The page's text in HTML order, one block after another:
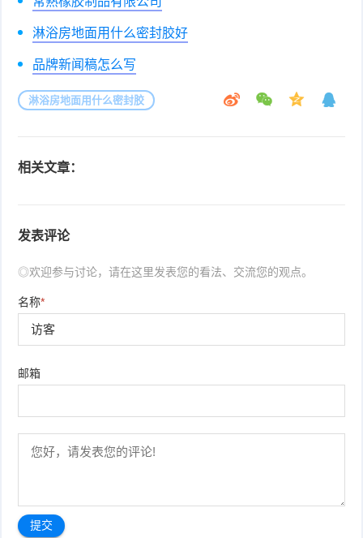
淋浴房地面用什么密封胶好
品牌新闻稿怎么写
淋浴房地面用什么密封胶
相关文章：
发表评论
◎欢迎参与讨论，请在这里发表您的看法、交流您的观点。
名称*
邮箱